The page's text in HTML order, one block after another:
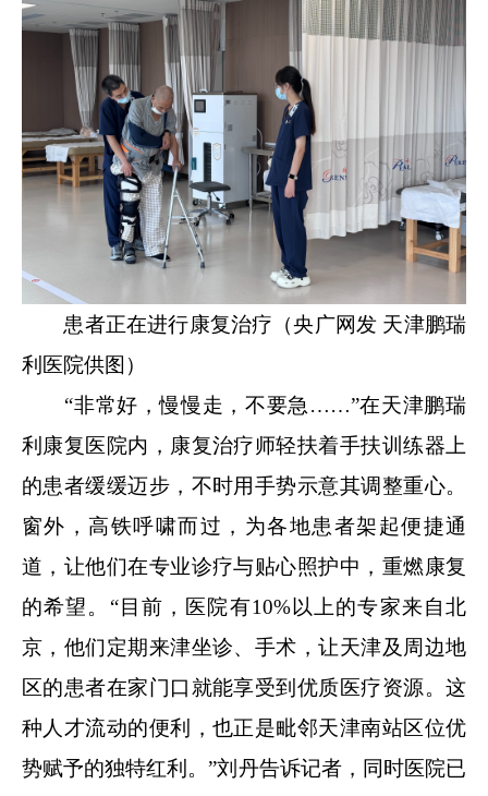
患者正在进行康复治疗（央广网发 天津鹏瑞
利医院供图）
“非常好，慢慢走，不要急……”在天津鹏瑞
利康复医院内，康复治疗师轻扶着手扶训练器上
的患者缓缓迈步，不时用手势示意其调整重心。
窗外，高铁呼啸而过，为各地患者架起便捷通
道，让他们在专业诊疗与贴心照护中，重燃康复
的希望。“目前，医院有10%以上的专家来自北
京，他们定期来津坐诊、手术，让天津及周边地
区的患者在家门口就能享受到优质医疗资源。这
种人才流动的便利，也正是毗邻天津南站区位优
势赋予的独特红利。”刘丹告诉记者，同时医院已